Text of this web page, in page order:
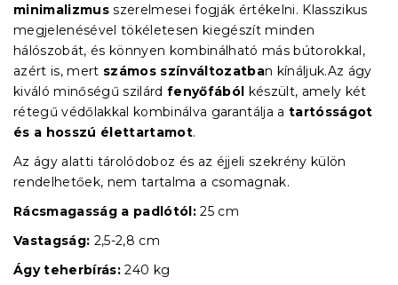
minimalizmus szerelmesei fogják értékelni. Klasszikus
megjelenésével tökéletesen kiegészít minden
hálószobát, és könnyen kombinálható más bútorokkal,
azért is, mert számos színváltozatban kínáljuk.Az ágy
kiváló minőségű szilárd fenyőfából készült, amely két
rétegű védőlakkal kombinálva garantálja a tartósságot
és a hosszú élettartamot.
Az ágy alatti tárolódoboz és az éjjeli szekrény külön
rendelhetőek, nem tartalma a csomagnak.
Rácsmagasság a padlótól: 25 cm
Vastagság: 2,5-2,8 cm
Ágy teherbírás: 240 kg